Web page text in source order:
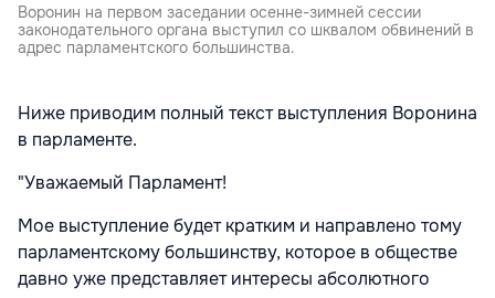
Воронин на первом заседании осенне-зимней сессии
законодательного органа выступил со шквалом обвинений в
адрес парламентского большинства.
Ниже приводим полный текст выступления Воронина
в парламенте.
"Уважаемый Парламент!
Мое выступление будет кратким и направлено тому
парламентскому большинству, которое в обществе
давно уже представляет интересы абсолютного